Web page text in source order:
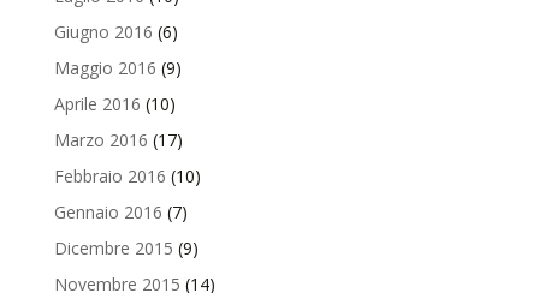
Giugno 2016 (6)
Maggio 2016 (9)
Aprile 2016 (10)
Marzo 2016 (17)
Febbraio 2016 (10)
Gennaio 2016 (7)
Dicembre 2015 (9)
Novembre 2015 (14)